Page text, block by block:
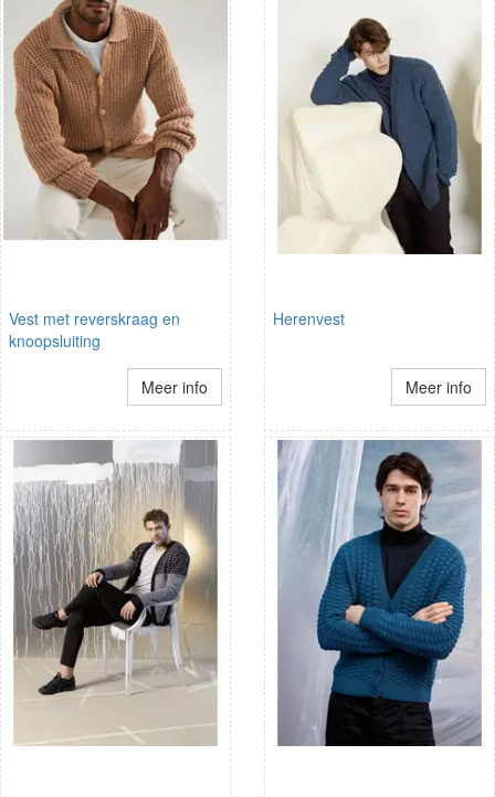
Vest met reverskraag en
knoopsluiting
Meer info
Herenvest
Meer info